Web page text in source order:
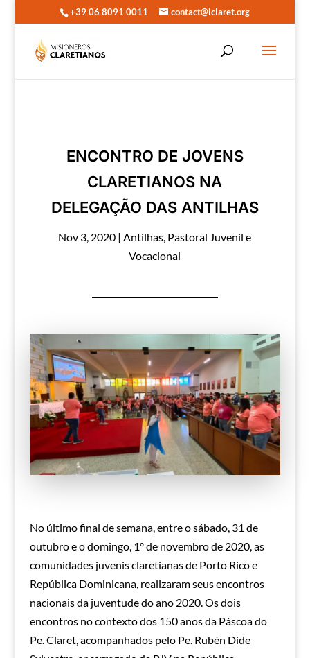
+39 06 8091 0011 contact@iclaret.org
ENCONTRO DE JOVENS
CLARETIANOS NA
DELEGAÇÃO DAS ANTILHAS
Nov 3, 2020 |Antilhas, Pastoral Juvenil e
Vocacional
No último final de semana, entre o sábado, 31 de
outubro e o domingo, 1º de novembro de 2020, as
comunidades juvenis claretianas de Porto Rico e
República Dominicana, realizaram seus encontros
nacionais da juventude do ano 2020. Os dois
encontros no contexto dos 150 anos da Páscoa do
Pe. Claret, acompanhados pelo Pe. Rubén Dide